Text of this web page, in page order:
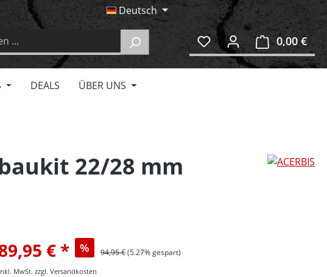
Deutsch
0,00 €
DEALS ÜBER UNS
22/28 mm
€ % 94,95 €(5.27% gespart)
MwSt. zzgl. Versandkosten